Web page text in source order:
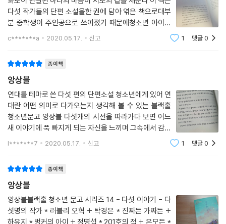
청소년의 진짜 고민에 대해 조금 덜 친절하더라도 적당히 소용 있는 이야
기를 하고자 다섯 작가가 모였다. 모두가 함께일 필요는 없지만, 그렇다고
혼자일 필요도 없다는 생각으로 쓰인 다섯 단편은 유쾌하면서도 신랄하고,
환상적이기도 있다. 하나로 마음을 모아 조화를 이룬 관계가 근육마냥 단
단해지는 장면을 목격하는 것만으로도 참 고마운 체험이다. 작품 속 아이
들이 그렇게 스스로 연대하여 함께 빛나는 모습은 가벼이 설명할 수 없는
감동을 선사한다.
은모든 소설 『201호의 적』은 웹툰 작가를 꿈꾸는 두 소녀가 인기 웹툰 작
가를 인터뷰하면서 직업으로서의 작가에 대해 골몰하는 순간을 포착하고
있다. 정명섭 소설 『벙커의 아이』는 가정과 학교에서는 결코 자신을 지킬
스로 외로움을 이겨내겠다는 의지를 담고 있다. 정은 소설 『급식왕』은 어
느 날 갑자기 말을 못 하게 된 소년과 학생회장을 노리는 소년이 함께 학교
의 급식 비리를 파헤치는 과정을 통해 함께 노력하면 이루지 못할 건 없다
는 메시지를 전달한다. 탁경은 작품 『러블리 오혁』은 학교 최고의 스타 심
오혁을 추종해 팬 카페까지 개설한 소녀들이 우연히 오혁의 일탈을 목격하
다섯 작가들의 단편 소설을한 권에 담아 엮은 책으로대부
분 중학생이 주인공으로 쓰여졌기 때문에청소년 아이들
의 마음을 열어주기에 좋은 책이다.러블리 오혁으로 시작
c*******a 2020.05.17. 신고 1 댓글0
종이책
앙상블
연대를 테마로 쓴 다섯 편의 단편소설 청소년에게 있어 연
대란 어떤 의미로 다가오는지 생각해 볼 수 있는 블랙홀
청소년문고 앙상블 다섯개의 시선을 따라가다 보면 어느
새 이야기에 푹 빠지게 되는 자신을 느끼며 그속에서 감춰
져 있던 진실과 진짜 모습을 만나게 되고 스스로 성장해
l*******7 2020.05.17. 신고 1 댓글0
종이책
앙상블
앙상블블랙홀 청소년 문고 시리즈 14 - 다섯 이야기 - 다
섯명의 작가 * 러블리 오혁 + 탁경은 * 진짜든 가짜든 +
하유지 * 벙커의 아이 + 정명섭 * 201호의 적 + 은모든 *